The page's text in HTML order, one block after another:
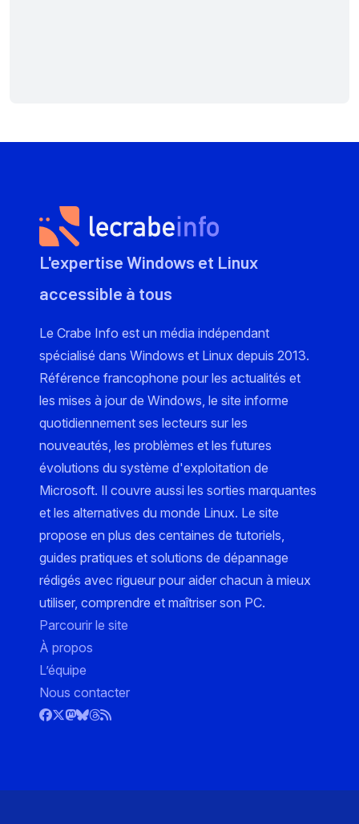
L'expertise Windows et Linux
accessible à tous
Le Crabe Info est un média indépendant
spécialisé dans Windows et Linux depuis 2013.
Référence francophone pour les actualités et
les mises à jour de Windows, le site informe
quotidiennement ses lecteurs sur les
nouveautés, les problèmes et les futures
évolutions du système d'exploitation de
Microsoft. Il couvre aussi les sorties marquantes
et les alternatives du monde Linux. Le site
propose en plus des centaines de tutoriels,
guides pratiques et solutions de dépannage
rédigés avec rigueur pour aider chacun à mieux
utiliser, comprendre et maîtriser son PC.
Parcourir le site
À propos
L’équipe
Nous contacter